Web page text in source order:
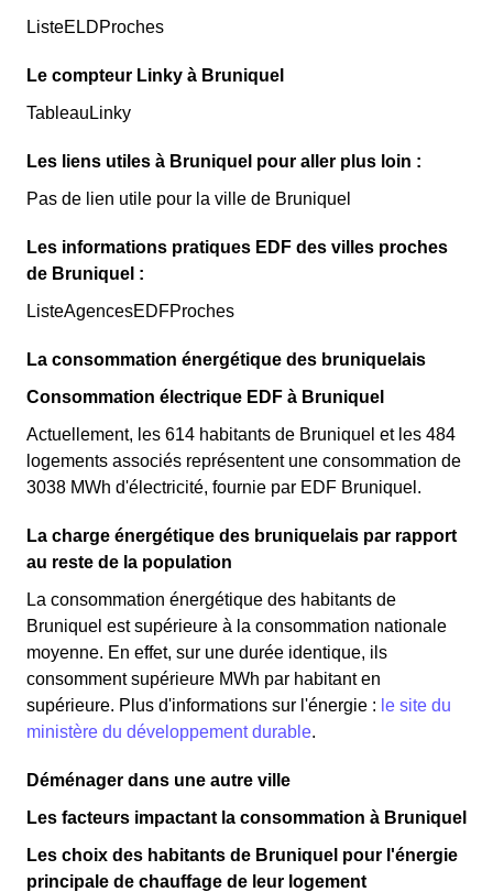
ListeELDProches
Le compteur Linky à Bruniquel
TableauLinky
Les liens utiles à Bruniquel pour aller plus loin :
Pas de lien utile pour la ville de Bruniquel
Les informations pratiques EDF des villes proches
de Bruniquel :
ListeAgencesEDFProches
La consommation énergétique des bruniquelais
Consommation électrique EDF à Bruniquel
Actuellement, les 614 habitants de Bruniquel et les 484
logements associés représentent une consommation de
3038 MWh d'électricité, fournie par EDF Bruniquel.
La charge énergétique des bruniquelais par rapport
au reste de la population
La consommation énergétique des habitants de
Bruniquel est supérieure à la consommation nationale
moyenne. En effet, sur une durée identique, ils
consomment supérieure MWh par habitant en
supérieure. Plus d'informations sur l'énergie : le site du
ministère du développement durable.
Déménager dans une autre ville
Les facteurs impactant la consommation à Bruniquel
Les choix des habitants de Bruniquel pour l'énergie
principale de chauffage de leur logement